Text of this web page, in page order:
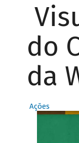
do
da
Ações